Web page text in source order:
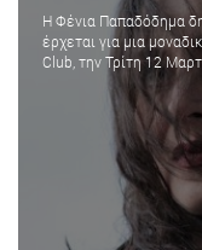
H Φένια Παπαδόδημα
έρχεται για μια
Club, την Τρίτη 12